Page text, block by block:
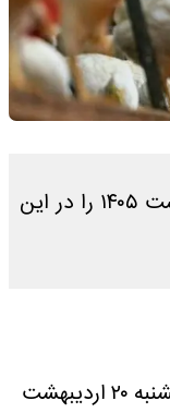
قیمت مرغ امروز یکشنبه ۲۰ اردیبهشت ۱۴۰۵ را در این
، قیمت مرغ امروز یکشنبه ۲۰ اردیبهشت